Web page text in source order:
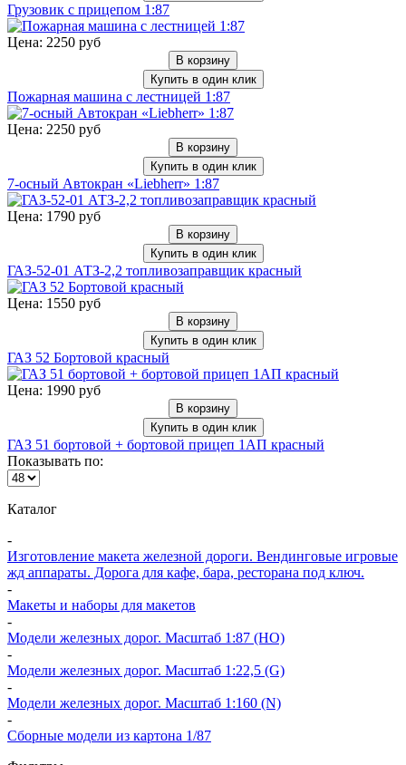
Грузовик с прицепом 1:87
Цена: 2250 руб
В корзину
Купить в один клик
Пожарная машина с лестницей 1:87
Цена: 2250 руб
В корзину
Купить в один клик
7-осный Автокран «Liebherr» 1:87
Цена: 1790 руб
В корзину
Купить в один клик
ГАЗ-52-01 АТЗ-2,2 топливозаправщик красный
Цена: 1550 руб
В корзину
Купить в один клик
ГАЗ 52 Бортовой красный
Цена: 1990 руб
В корзину
Купить в один клик
ГАЗ 51 бортовой + бортовой прицеп 1АП красный
Показывать по:
Каталог
-
Изготовление макета железной дороги. Вендинговые игровые
жд аппараты. Дорога для кафе, бара, ресторана под ключ.
-
Макеты и наборы для макетов
-
Модели железных дорог. Масштаб 1:87 (HO)
-
Модели железных дорог. Масштаб 1:22,5 (G)
-
Модели железных дорог. Масштаб 1:160 (N)
-
Сборные модели из картона 1/87